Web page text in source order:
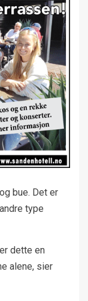
bue. Det er
type
dette en
alene, sier